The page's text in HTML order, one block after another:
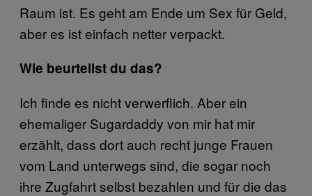
Raum ist. Es geht am Ende um Sex für Geld,
aber es ist einfach netter verpackt.
Wie beurteilst du das?
Ich finde es nicht verwerflich. Aber ein
ehemaliger Sugardaddy von mir hat mir
erzählt, dass dort auch recht junge Frauen
vom Land unterwegs sind, die sogar noch
ihre Zugfahrt selbst bezahlen und für die das